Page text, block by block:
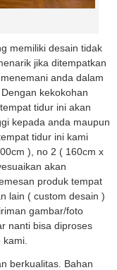
memiliki desain tidak
jika ditempatkan
anda dalam
kekokohan
tidur ini akan
kepada anda maupun
tidur ini kami
), no 2 ( 160cm x
akan
produk tempat
lain ( custom desain )
gambar/foto
nanti bisa diproses
berkualitas. Bahan